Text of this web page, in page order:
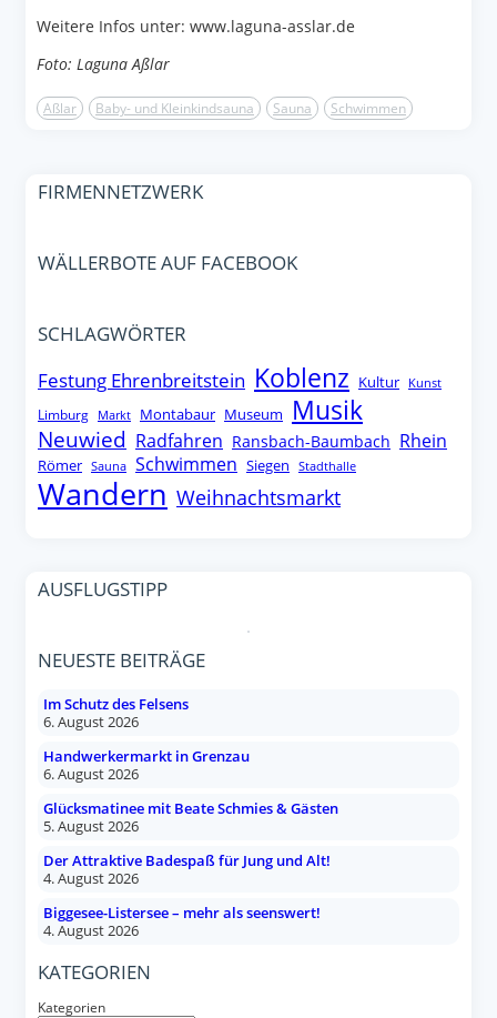
Weitere Infos unter: www.laguna-asslar.de
Foto: Laguna Aßlar
Aßlar Baby- und Kleinkindsauna Sauna Schwimmen
FIRMENNETZWERK
WÄLLERBOTE AUF FACEBOOK
SCHLAGWÖRTER
Festung Ehrenbreitstein Koblenz Kultur Kunst
Limburg Markt Montabaur Museum Musik
Neuwied Radfahren Ransbach-Baumbach Rhein
Römer Sauna Schwimmen Siegen Stadthalle
Wandern Weihnachtsmarkt
AUSFLUGSTIPP
NEUESTE BEITRÄGE
Im Schutz des Felsens
6. August 2026
Handwerkermarkt in Grenzau
6. August 2026
Glücksmatinee mit Beate Schmies & Gästen
5. August 2026
Der Attraktive Badespaß für Jung und Alt!
4. August 2026
Biggesee-Listersee – mehr als seenswert!
4. August 2026
KATEGORIEN
Kategorien